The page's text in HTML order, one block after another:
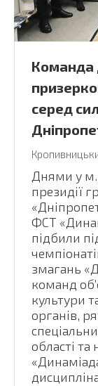
Команда
серед
Днями у м.
президії
ФСТ
підбили
змагань
команд
культури
органів,
області